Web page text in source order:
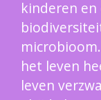
kinderen
het leven
leven